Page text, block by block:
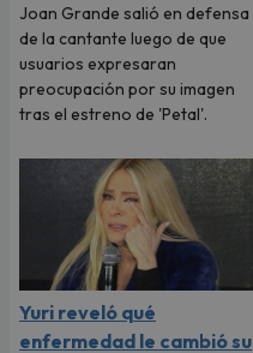
Joan Grande salió en defensa
de la cantante luego de que
usuarios expresaran
preocupación por su imagen
tras el estreno de 'Petal'.
Yuri reveló qué
enfermedad le cambió su